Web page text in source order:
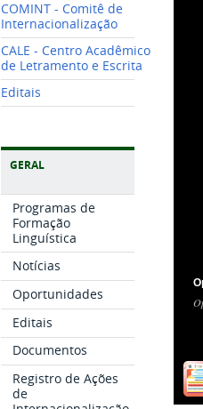
COMINT - Comitê de
Internacionalização
CALE - Centro Acadêmico
de Letramento e Escrita
Editais
GERAL
Programas de
Formação
Linguística
Notícias
Oportunidades
Editais
Documentos
Registro de Ações
de